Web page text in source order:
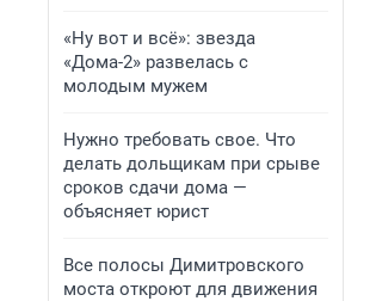
«Ну вот и всё»: звезда
«Дома-2» развелась с
молодым мужем
Нужно требовать свое. Что
делать дольщикам при срыве
сроков сдачи дома —
объясняет юрист
Все полосы Димитровского
моста откроют для движения